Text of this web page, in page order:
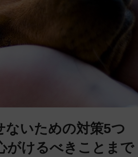
ないための対策5つ
がけるべきことまで